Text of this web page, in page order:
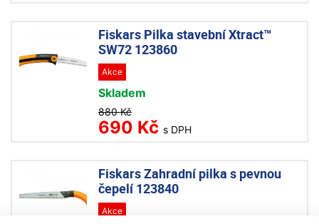
Fiskars Pilka stavební Xtract™
SW72 123860
Akce
Skladem
880 Kč
690 Kč s DPH
Fiskars Zahradní pilka s pevnou
čepelí 123840
Akce